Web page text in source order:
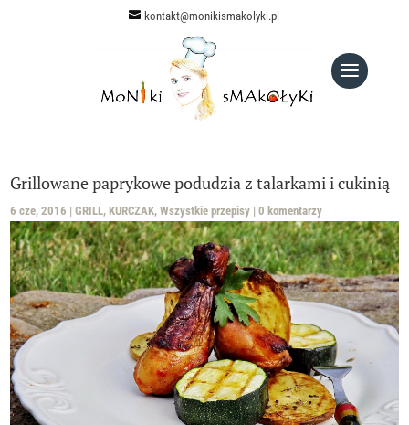
kontakt@monikismakolyki.pl
Grillowane paprykowe podudzia z talarkami i cukinią
6 cze, 2016 |GRILL,KURCZAK,Wszystkie przepisy |0 komentarzy